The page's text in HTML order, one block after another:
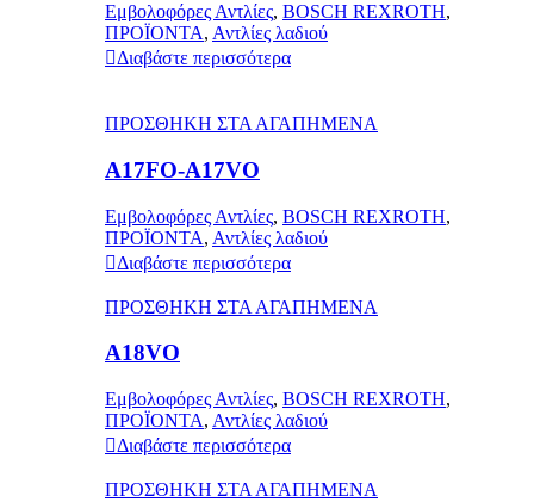
Εμβολοφόρες Αντλίες, BOSCH REXROTH,
ΠΡΟΪΟΝΤΑ, Αντλίες λαδιού
Διαβάστε περισσότερα
ΠΡΟΣΘΗΚΗ ΣΤΑ ΑΓΑΠΗΜΕΝΑ
A17FO-A17VO
Εμβολοφόρες Αντλίες, BOSCH REXROTH,
ΠΡΟΪΟΝΤΑ, Αντλίες λαδιού
Διαβάστε περισσότερα
ΠΡΟΣΘΗΚΗ ΣΤΑ ΑΓΑΠΗΜΕΝΑ
A18VO
Εμβολοφόρες Αντλίες, BOSCH REXROTH,
ΠΡΟΪΟΝΤΑ, Αντλίες λαδιού
Διαβάστε περισσότερα
ΠΡΟΣΘΗΚΗ ΣΤΑ ΑΓΑΠΗΜΕΝΑ